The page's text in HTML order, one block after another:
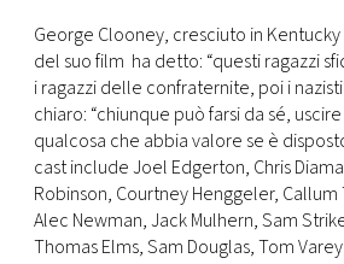
George Clooney, cresciuto in
del suo film ha detto: “questi ragazzi
i ragazzi delle confraternite, poi i
chiaro: “chiunque può farsi da sé,
qualcosa che abbia valore se è
cast include Joel Edgerton, Chris
Robinson, Courtney Henggeler, Callum
Alec Newman, Jack Mulhern, Sam
Thomas Elms, Sam Douglas, Tom